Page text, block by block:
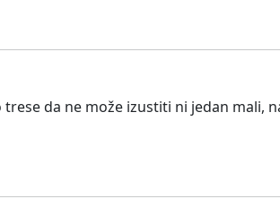
da ne može izustiti ni jedan mali,